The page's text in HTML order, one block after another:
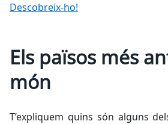
Descobreix-ho!
Els països més
món
T’expliquem quins són alguns